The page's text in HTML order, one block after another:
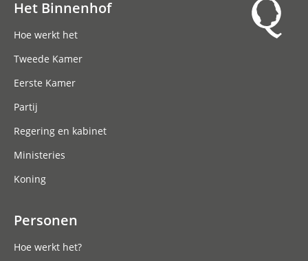
Het Binnenhof
Hoe werkt het
Tweede Kamer
Eerste Kamer
Partij
Regering en kabinet
Ministeries
Koning
Personen
Hoe werkt het?